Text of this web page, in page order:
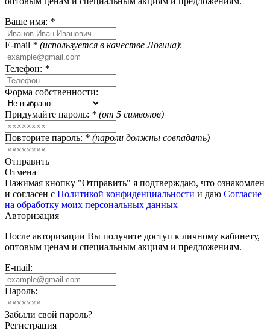
Ваше имя: *
E-mail * (используется в качестве Логина):
Телефон: *
Форма собственности:
Придумайте пароль: * (от 5 символов)
Повторите пароль: * (пароли должны совпадать)
Отправить
Отмена
Нажимая кнопку "Отправить" я подтверждаю, что ознакомлен
и согласен с Политикой конфиденциальности и даю Согласие
на обработку моих персональных данных
Авторизация
После авторизации Вы получите доступ к личному кабинету,
оптовым ценам и специальным акциям и предложениям.
E-mail:
Пароль:
Забыли свой пароль?
Регистрация